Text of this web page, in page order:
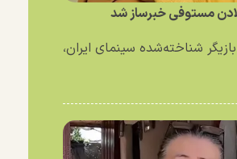
مستوفی خبرساز شد
شناخته‌شده سینمای ایران،